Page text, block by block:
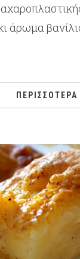
άρωμα
ΠΕΡΙΣΣΌΤΕΡΑ